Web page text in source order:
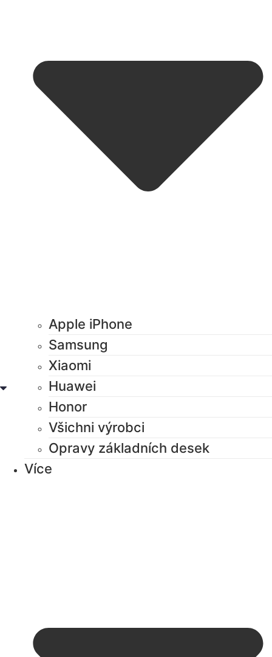
Apple iPhone
Samsung
Xiaomi
Huawei
Honor
Všichni výrobci
Opravy základních desek
Více